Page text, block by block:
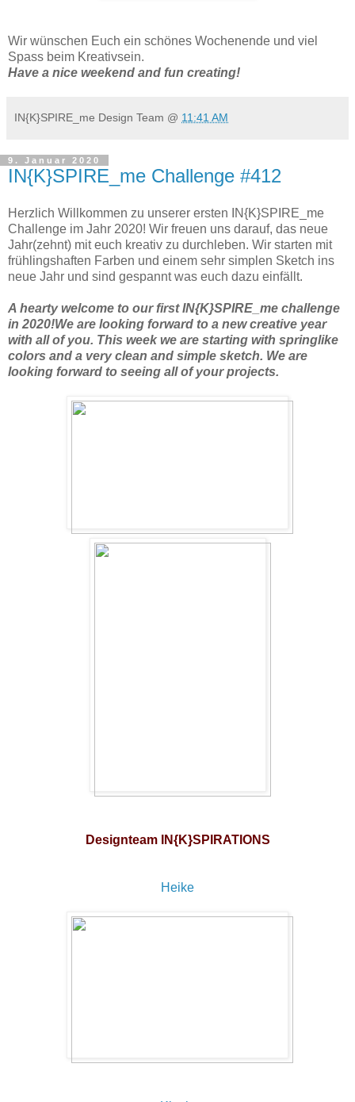
Wir wünschen Euch ein schönes Wochenende und viel
Spass beim Kreativsein.
Have a nice weekend and fun creating!
IN{K}SPIRE_me Design Team @ 11:41 AM
9. Januar 2020
IN{K}SPIRE_me Challenge #412
Herzlich Willkommen zu unserer ersten IN{K}SPIRE_me
Challenge im Jahr 2020! Wir freuen uns darauf, das neue
Jahr(zehnt) mit euch kreativ zu durchleben. Wir starten mit
frühlingshaften Farben und einem sehr simplen Sketch ins
neue Jahr und sind gespannt was euch dazu einfällt.
A hearty welcome to our first IN{K}SPIRE_me challenge
in 2020!We are looking forward to a new creative year
with all of you. This week we are starting with springlike
colors and a very clean and simple sketch. We are
looking forward to seeing all of your projects.
Designteam IN{K}SPIRATIONS
Heike